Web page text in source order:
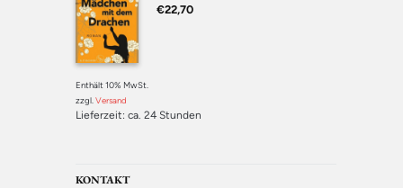
Bewertet mit
5.00
von 5
€22,70
Enthält 10% MwSt.
zzgl. Versand
Lieferzeit: ca. 24 Stunden
KONTAKT